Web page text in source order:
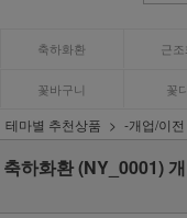
축하화환 근
꽃바구니 꽃
테마별 추천상품 -개업/이전
축하화환 (NY_0001)